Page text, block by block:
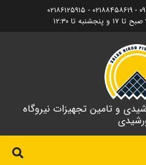
و تامین تجهیزات نیروگاه